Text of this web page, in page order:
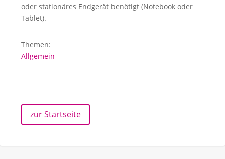
oder stationäres Endgerät benötigt (Notebook oder
Tablet).
Themen:
Allgemein
zur Startseite